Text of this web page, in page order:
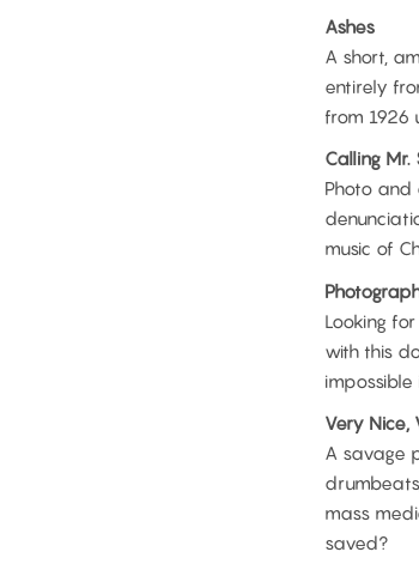
Ashes
A short,
entirely
from 1926
Calling Mr.
Photo
music of
Looking
with this
impossible
Very Nice,
A savage
mass
saved?